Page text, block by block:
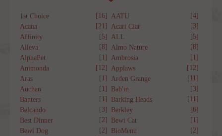
1st Choice [16] AATU
[4]
Acana
[21] Acari Ciar
[3]
Affinity
[5] ALL
[5]
Alleva
[8] Almo Nature
[8]
AlphaPet
[1] Ambrosia
[1]
Animonda
[12] Applaws
[12]
Aras
[1] Arden Grange
[11]
Auchan
[1] Bab'in
[3]
Banters
[1] Barking Heads
[11]
Belcando
[3] Berkley
[6]
Best Dinner
[2] Bewi Cat
[1]
Bewi Dog
[2] BioMenu
[2]